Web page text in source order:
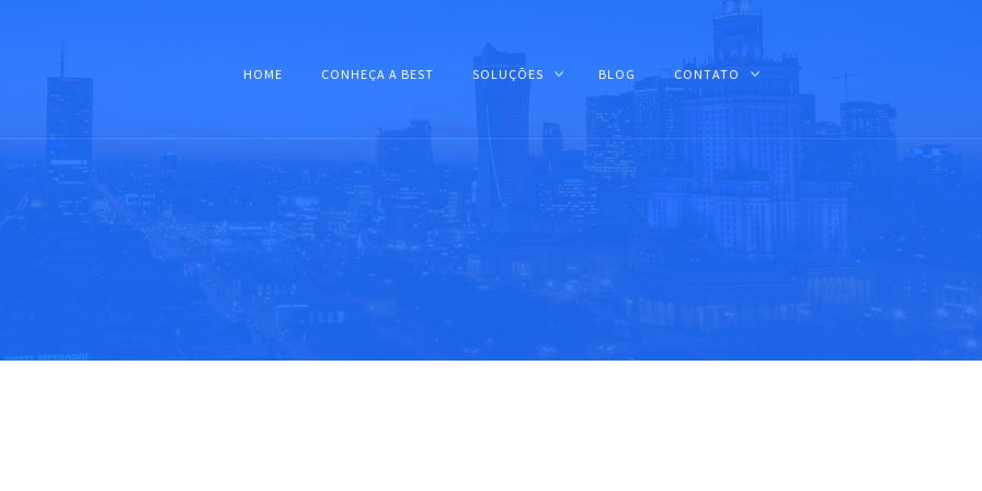
HOME CONHEÇA A BEST SOLUÇÕES BLOG CONTATO